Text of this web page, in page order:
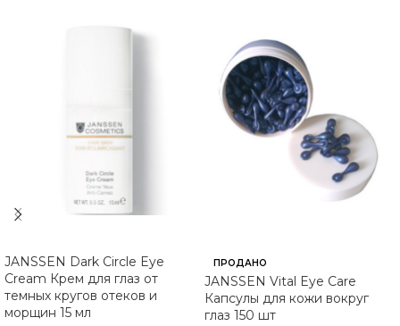
JANSSEN Dark Circle Eye
Cream Крем для глаз от
темных кругов отеков и
морщин 15 мл
ПРОДАНО
JANSSEN Vital Eye Care
Капсулы для кожи вокруг
глаз 150 шт